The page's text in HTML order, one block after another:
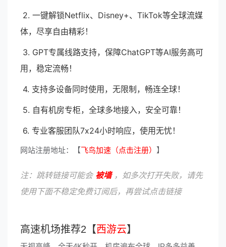
2. 一键解锁Netflix、Disney+、TikTok等全球流媒
体，尽享自由精彩！
3. GPT专属线路支持，保障ChatGPT等AI服务高可
用，稳定流畅！
4. 支持多设备同时使用，无限制，畅连全球！
5. 自有机房专柜，全球多地接入，安全可靠！
6. 专业客服团队7x24小时响应，使用无忧！
网站注册地址：【飞鸟加速（点击注册） 】
注：跳转链接可能会 被墙，如多次打开失败，请先
使用下面不稳定免费订阅后，再尝试点击链接
高速机场推荐2【西游云】